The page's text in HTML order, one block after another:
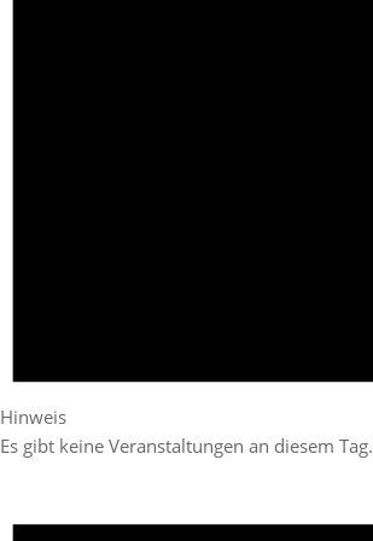
Hinweis
Es gibt keine Veranstaltungen an diesem Tag.